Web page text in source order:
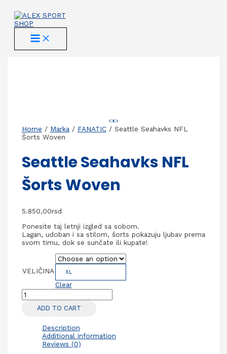
content
MAIN
MENU
Home / Marka / FANATIC/ Seattle Seahavks NFL
Šorts Woven
Seattle Seahavks NFL
Šorts Woven
5.850,00rsd
Ponesite taj letnji izgled sa sobom.
Lagan, udoban i sa stilom, šorts pokazuju ljubav prema
svom timu, dok se sunčate ili kupate!
VELIČINA XL
Clear
Seattle
Seahavks
Woven
quantity
ADD TO CART
Description
Additional information
Reviews (0)